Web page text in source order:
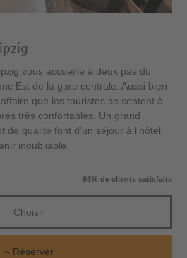
vous accueille à deux pas du
Est de la gare centrale. Aussi bien
que les touristes se sentent à
très confortables. Un grand
de qualité font d'un séjour à l'hôtel
inoubliable.
93% de clients satisfaits
Choisir
Réserver